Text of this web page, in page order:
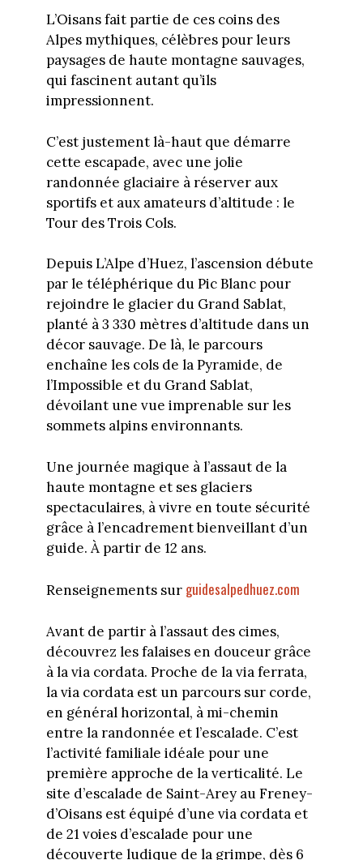
L’Oisans fait partie de ces coins des
Alpes mythiques, célèbres pour leurs
paysages de haute montagne sauvages,
qui fascinent autant qu’ils
impressionnent.
C’est justement là-haut que démarre
cette escapade, avec une jolie
randonnée glaciaire à réserver aux
sportifs et aux amateurs d’altitude : le
Tour des Trois Cols.
Depuis L’Alpe d’Huez, l’ascension débute
par le téléphérique du Pic Blanc pour
rejoindre le glacier du Grand Sablat,
planté à 3 330 mètres d’altitude dans un
décor sauvage. De là, le parcours
enchaîne les cols de la Pyramide, de
l’Impossible et du Grand Sablat,
dévoilant une vue imprenable sur les
sommets alpins environnants.
Une journée magique à l’assaut de la
haute montagne et ses glaciers
spectaculaires, à vivre en toute sécurité
grâce à l’encadrement bienveillant d’un
guide. À partir de 12 ans.
Renseignements sur guidesalpedhuez.com
Avant de partir à l’assaut des cimes,
découvrez les falaises en douceur grâce
à la via cordata. Proche de la via ferrata,
la via cordata est un parcours sur corde,
en général horizontal, à mi-chemin
entre la randonnée et l’escalade. C’est
l’activité familiale idéale pour une
première approche de la verticalité. Le
site d’escalade de Saint-Arey au Freney-
d’Oisans est équipé d’une via cordata et
de 21 voies d’escalade pour une
découverte ludique de la grimpe, dès 6